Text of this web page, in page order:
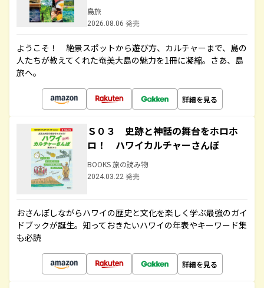
島旅
2026.08.06 発売
ようこそ！ 絶景スポットから遊び方、カルチャーまで、島の
人たちが教えてくれた奄美大島の魅力を1冊に凝縮。さあ、島
旅へ。
詳細を見る
Ｓ０３ 史跡と神話の舞台をホロホ
ロ！ ハワイカルチャーさんぽ
BOOKS 旅の読み物
2024.03.22 発売
おさんぽしながらハワイの歴史と文化を楽しく学ぶ最強のガイ
ドブックが誕生。知っておきたいハワイの年表やキーワード集
も必読
詳細を見る